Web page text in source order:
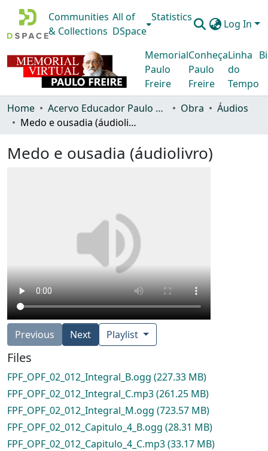
Communities
& Collections
All of
DSpace
Statistics
Log In
Memorial
Paulo
Freire
Conheça
Paulo
Freire
Linha
do
Tempo
Home Acervo Educador Paulo Freire Obra
Áudios
Medo e ousadia (áudiolivro)
Medo e ousadia (áudiolivro)
Previous Next Playlist
Files
FPF_OPF_02_012_Integral_B.ogg (227.33 MB)
FPF_OPF_02_012_Integral_C.mp3(261.25 MB)
FPF_OPF_02_012_Integral_M.ogg (723.57 MB)
FPF_OPF_02_012_Capitulo_4_B.ogg (28.31 MB)
FPF_OPF_02_012_Capitulo_4_C.mp3(33.17 MB)